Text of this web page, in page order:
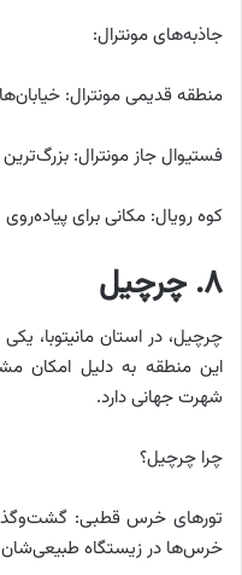
جاذبه‌های مونترال:
منطقه قدیمی مونترال:
فستیوال جاز مونترال:
کوه رویال: مکانی برای
۸. چرچیل
چرچیل، در استان مانیتوبا،
این منطقه به دلیل
شهرت جهانی دارد.
چرا چرچیل؟
تورهای خرس قطبی:
خرس‌ها در زیستگاه